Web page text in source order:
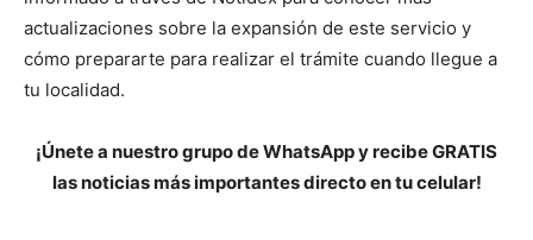
actualizaciones sobre la expansión de este servicio y
cómo prepararte para realizar el trámite cuando llegue a
tu localidad.
¡Únete a nuestro grupo de WhatsApp y recibe GRATIS
las noticias más importantes directo en tu celular!